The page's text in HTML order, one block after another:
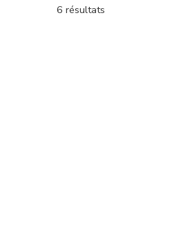
6 résultats